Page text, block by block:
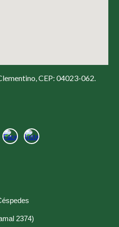
CEP: 04023-062.
2374)